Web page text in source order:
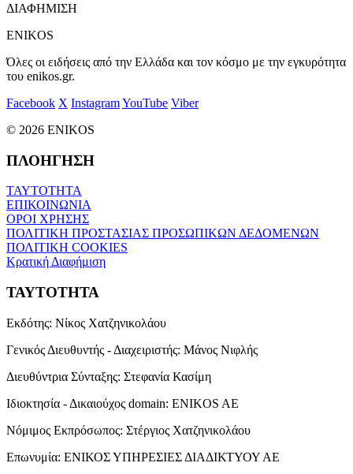
ΔΙΑΦΗΜΙΣΗ
ENIKOS
Όλες οι ειδήσεις από την Ελλάδα και τον κόσμο με την εγκυρότητα
του enikos.gr.
Facebook X InstagramYouTube Viber
© 2026 ENIKOS
ΠΛΟΗΓΗΣΗ
ΤΑΥΤΟΤΗΤΑ
ΕΠΙΚΟΙΝΩΝΙΑ
ΟΡΟΙ ΧΡΗΣΗΣ
ΠΟΛΙΤΙΚΗ ΠΡΟΣΤΑΣΙΑΣ ΠΡΟΣΩΠΙΚΩΝ ΔΕΔΟΜΕΝΩΝ
ΠΟΛΙΤΙΚΗ COOKIES
Κρατική Διαφήμιση
ΤΑΥΤΟΤΗΤΑ
Εκδότης: Νίκος Χατζηνικολάου
Γενικός Διευθυντής - Διαχειριστής: Μάνος Νιφλής
Διευθύντρια Σύνταξης: Στεφανία Κασίμη
Ιδιοκτησία - Δικαιούχος domain: ENIKOS AE
Νόμιμος Εκπρόσωπος: Στέργιος Χατζηνικολάου
Επωνυμία: ΕΝΙΚΟΣ ΥΠΗΡΕΣΙΕΣ ΔΙΑΔΙΚΤΥΟΥ ΑΕ